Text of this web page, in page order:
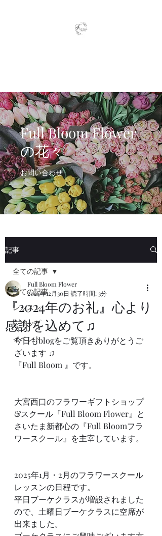
Full Bloom Flower
の花々
お問い合わせ
記事
全ての記事
レッスン
ショップ
イベント
全ての記事
『2024年のお礼』心より
感謝を込めて♫
Full Bloom Flower
2024年12月30日 読了時間: 3分
今日もblogをご覧頂きありがとうご
ざいます ♫
『Full Bloom 』です。
大宮西口のフラワーギフトショップ
&スクール『Full Bloom Flower』と
さいたま新都心の『Full Bloomフラ
ワースクール』を主宰しています。
2025年1月・2月のフラワースクール
レッスンの日程です。
平日ブーケクラスが増設されました
ので、土曜日ブーケクラスに空席が
出来ました。